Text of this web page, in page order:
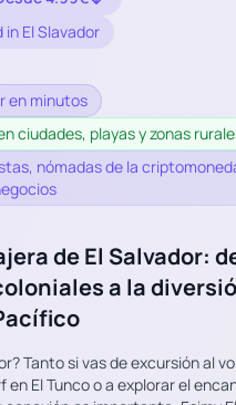
El Slavador
en minutos
ciudades, playas y zonas
nómadas de la
de El Salvador:
a la
Tanto si vas de excursión al
en El Tunco o a explorar el